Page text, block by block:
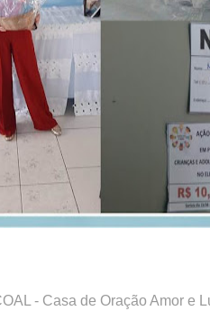
- Casa de Oração Amor e